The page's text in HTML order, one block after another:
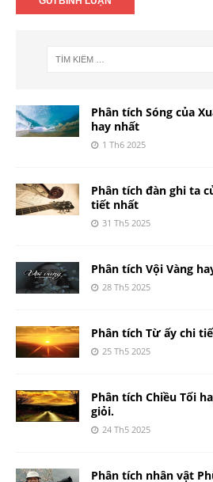
Phân tích Sóng của
hay nhất
1 Th6 2025
Phân tích đàn ghi ta
tiết nhất
31 Th5 2025
Phân tích Vội Vàng
28 Th5 2025
Phân tích Từ ấy chi
25 Th5 2025
Phân tích Chiều Tối
giỏi.
24 Th5 2025
Phân tích nhân vật